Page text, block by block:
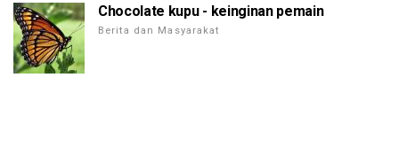
Chocolate kupu - keinginan pemain
Berita dan Masyarakat